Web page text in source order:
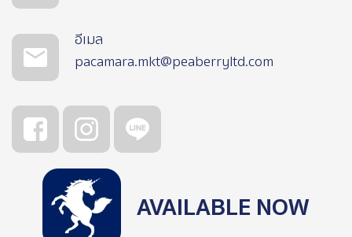
อีเมล
pacamara.mkt@peaberryltd.com
AVAILABLE NOW